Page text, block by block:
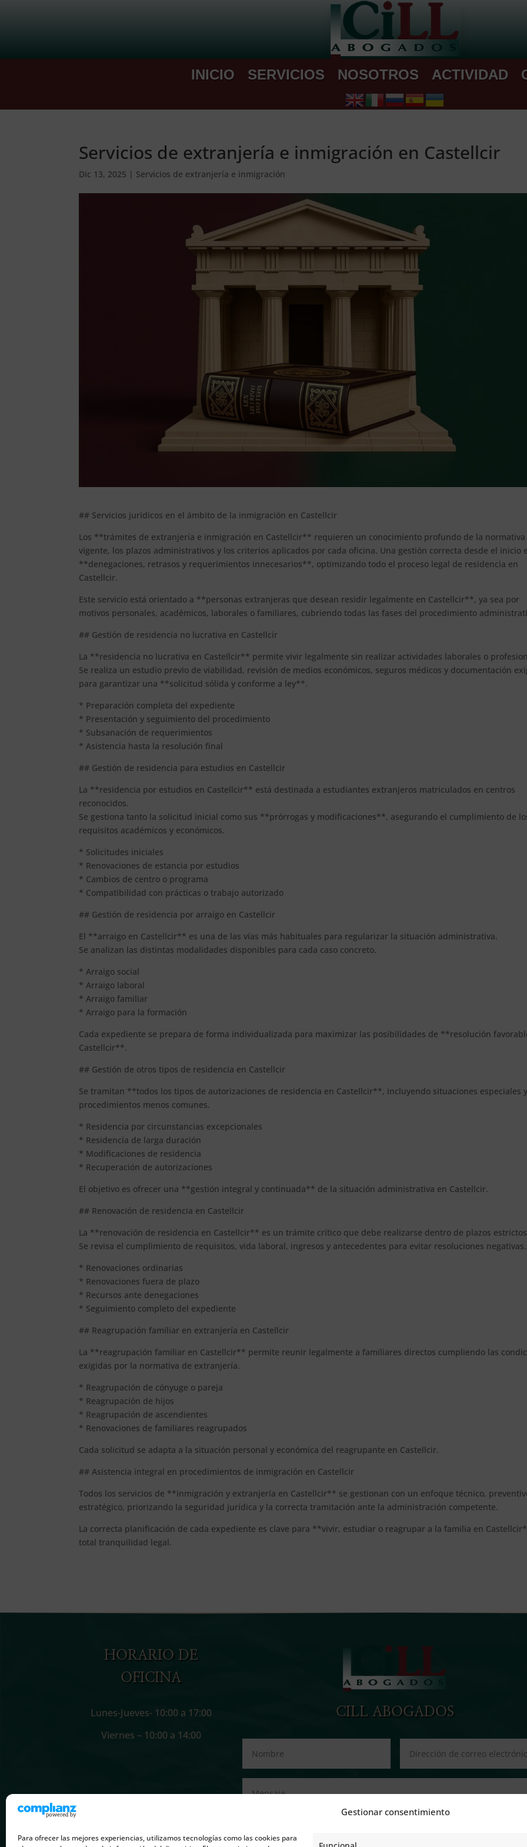
Gestionar consentimiento
Para ofrecer las mejores experiencias, utilizamos tecnologías como las cookies para
INICIO SERVICIOS NOSOTROS ACTIVIDAD
Servicios de extranjería e inmigración en Castellcir
Dic 13, 2025 | Servicios de extranjería e inmigración
## Servicios jurídicos en el ámbito de la inmigración en Castellcir
Los **trámites de extranjería e inmigración en Castellcir** requieren un conocimiento profundo de la normativa
vigente, los plazos administrativos y los criterios aplicados por cada oficina. Una gestión correcta desde el inicio
**denegaciones, retrasos y requerimientos innecesarios**, optimizando todo el proceso legal de residencia en
Castellcir.
Este servicio está orientado a **personas extranjeras que desean residir legalmente en Castellcir**, ya sea por
motivos personales, académicos, laborales o familiares, cubriendo todas las fases del procedimiento
## Gestión de residencia no lucrativa en Castellcir
La **residencia no lucrativa en Castellcir** permite vivir legalmente sin realizar actividades laborales o
Se realiza un estudio previo de viabilidad, revisión de medios económicos, seguros médicos y documentación
para garantizar una **solicitud sólida y conforme a ley**.
* Preparación completa del expediente
* Presentación y seguimiento del procedimiento
* Subsanación de requerimientos
* Asistencia hasta la resolución final
## Gestión de residencia para estudios en Castellcir
La **residencia por estudios en Castellcir** está destinada a estudiantes extranjeros matriculados en centros
reconocidos.
Se gestiona tanto la solicitud inicial como sus **prórrogas y modificaciones**, asegurando el cumplimiento de
requisitos académicos y económicos.
* Solicitudes iniciales
* Renovaciones de estancia por estudios
* Cambios de centro o programa
* Compatibilidad con prácticas o trabajo autorizado
## Gestión de residencia por arraigo en Castellcir
El **arraigo en Castellcir** es una de las vías más habituales para regularizar la situación administrativa.
Se analizan las distintas modalidades disponibles para cada caso concreto.
* Arraigo social
* Arraigo laboral
* Arraigo familiar
* Arraigo para la formación
Cada expediente se prepara de forma individualizada para maximizar las posibilidades de **resolución
Castellcir**.
## Gestión de otros tipos de residencia en Castellcir
Se tramitan **todos los tipos de autorizaciones de residencia en Castellcir**, incluyendo situaciones especiales
procedimientos menos comunes.
* Residencia por circunstancias excepcionales
* Residencia de larga duración
* Modificaciones de residencia
* Recuperación de autorizaciones
El objetivo es ofrecer una **gestión integral y continuada** de la situación administrativa en Castellcir.
## Renovación de residencia en Castellcir
La **renovación de residencia en Castellcir** es un trámite crítico que debe realizarse dentro de plazos
Se revisa el cumplimiento de requisitos, vida laboral, ingresos y antecedentes para evitar resoluciones negativas.
* Renovaciones ordinarias
* Renovaciones fuera de plazo
* Recursos ante denegaciones
* Seguimiento completo del expediente
## Reagrupación familiar en extranjería en Castellcir
La **reagrupación familiar en Castellcir** permite reunir legalmente a familiares directos cumpliendo las
exigidas por la normativa de extranjería.
* Reagrupación de cónyuge o pareja
* Reagrupación de hijos
* Reagrupación de ascendientes
* Renovaciones de familiares reagrupados
Cada solicitud se adapta a la situación personal y económica del reagrupante en Castellcir.
## Asistencia integral en procedimientos de inmigración en Castellcir
Todos los servicios de **inmigración y extranjería en Castellcir** se gestionan con un enfoque técnico,
estratégico, priorizando la seguridad jurídica y la correcta tramitación ante la administración competente.
La correcta planificación de cada expediente es clave para **vivir, estudiar o reagrupar a la familia en
total tranquilidad legal.
HORARIO DE
OFICINA
Lunes-Jueves- 10:00 a 17:00
Viernes – 10:00 a 14:00
CILL ABOGADOS